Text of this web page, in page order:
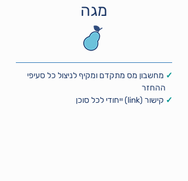
מגה
✓ מחשבון מס מתקדם ומקיף לניצול כל סעיפי
ההחזר
✓ קישור (link) ייחודי לכל סוכן